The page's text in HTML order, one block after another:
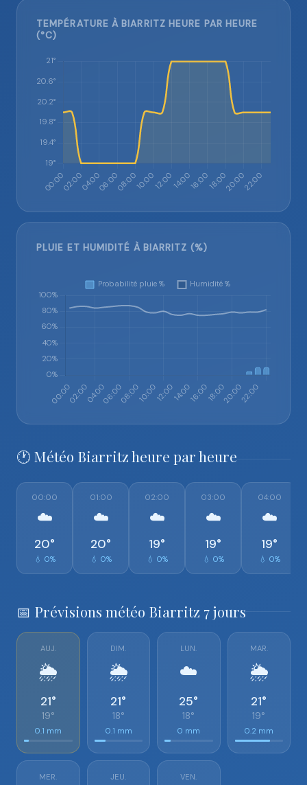
TEMPÉRATURE À BIARRITZ HEURE PAR HEURE
(°C)
PLUIE ET HUMIDITÉ À BIARRITZ (%)
🕐 Météo Biarritz heure par heure
00:00
☁️
20°
💧 0%
01:00
☁️
20°
💧 0%
02:00
☁️
19°
💧 0%
03:00
☁️
19°
💧 0%
04:00
☁️
19°
💧 0%
📅 Prévisions météo Biarritz 7 jours
AUJ.
🌦️
21°
19°
0.1 mm
DIM.
🌦️
21°
18°
0.1 mm
LUN.
☁️
25°
18°
0 mm
MAR.
🌦️
21°
19°
0.2 mm
MER. JEU. VEN.